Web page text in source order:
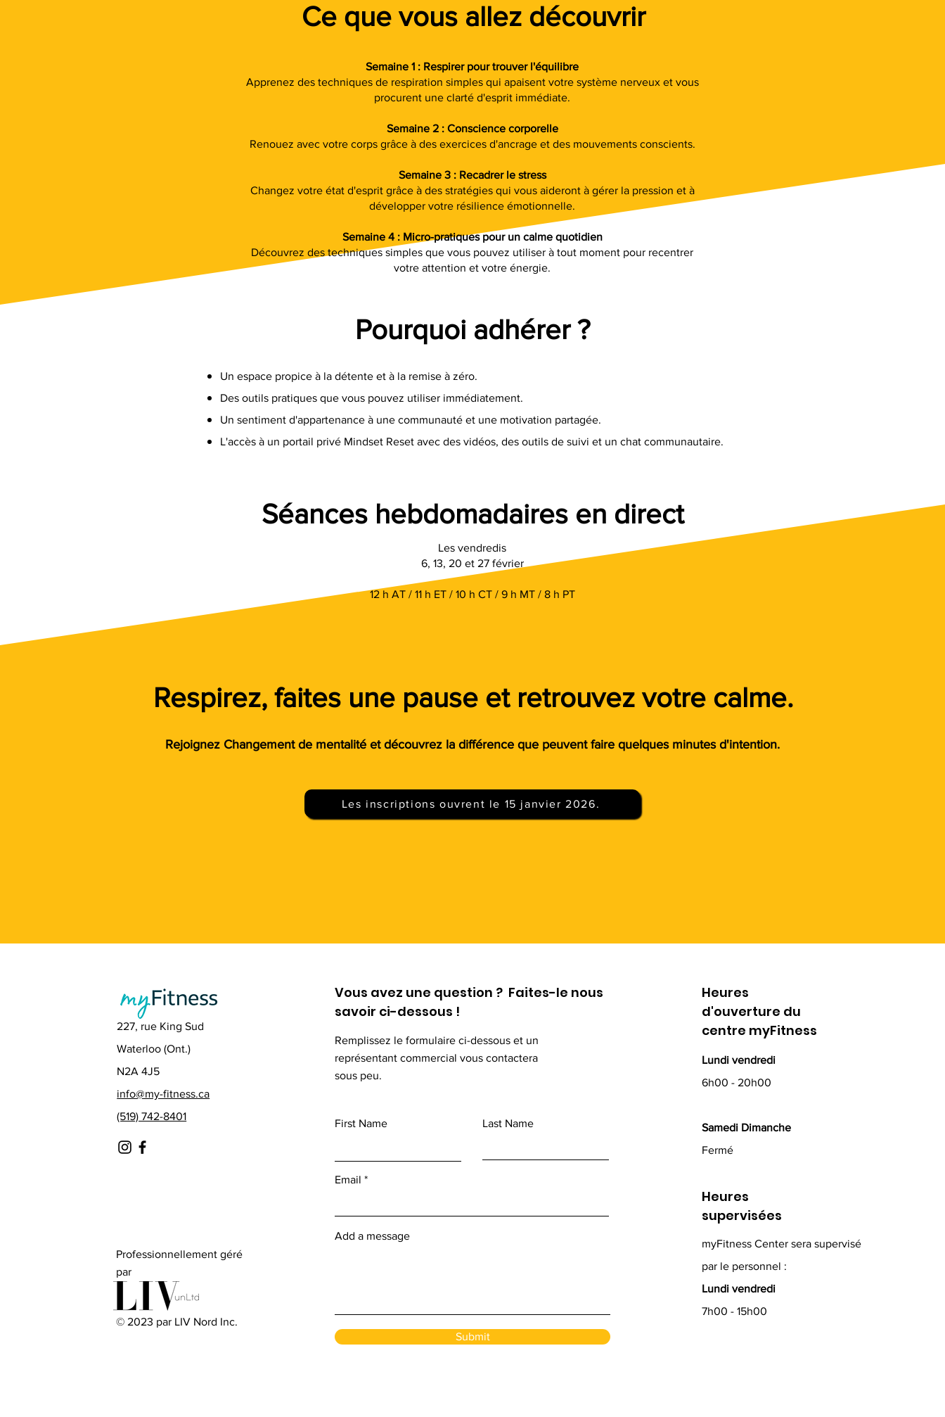
Ce que vous allez découvrir
Semaine 1 : Respirer pour trouver l'équilibre
Apprenez des techniques de respiration simples qui apaisent votre système nerveux et vous
procurent une clarté d'esprit immédiate.
Semaine 2 : Conscience corporelle
Renouez avec votre corps grâce à des exercices d'ancrage et des mouvements conscients.
Semaine 3 : Recadrer le stress
Changez votre état d'esprit grâce à des stratégies qui vous aideront à gérer la pression et à
développer votre résilience émotionnelle.
Semaine 4 : Micro-pratiques pour un calme quotidien
Découvrez des techniques simples que vous pouvez utiliser à tout moment pour recentrer
votre attention et votre énergie.
Pourquoi adhérer ?
Un espace propice à la détente et à la remise à zéro.
Des outils pratiques que vous pouvez utiliser immédiatement.
Un sentiment d'appartenance à une communauté et une motivation partagée.
L'accès à un portail privé Mindset Reset avec des vidéos, des outils de suivi et un chat communautaire.
Séances hebdomadaires en direct
Les vendredis
6, 13, 20 et 27 février
12 h AT / 11 h ET / 10 h CT / 9 h MT / 8 h PT
Respirez, faites une pause et retrouvez votre calme.
Rejoignez Changement de mentalité et découvrez la différence que peuvent faire quelques minutes d'intention.
Les inscriptions ouvrent le 15 janvier 2026.
227, rue King Sud
Waterloo (Ont.)
N2A 4J5
info@my-fitness.ca
(519) 742-8401
Professionnellement géré
par
© 2023 par LIV Nord Inc.
Vous avez une question ? Faites-le nous
savoir ci-dessous !
Remplissez le formulaire ci-dessous et un
représentant commercial vous contactera
sous peu.
First Name Last Name
Email
Add a message
Submit
Heures
d'ouverture du
centre myFitness
Lundi vendredi
6h00 - 20h00
Samedi Dimanche
Fermé
Heures
supervisées
myFitness Center sera supervisé
par le personnel :
Lundi vendredi
7h00 - 15h00